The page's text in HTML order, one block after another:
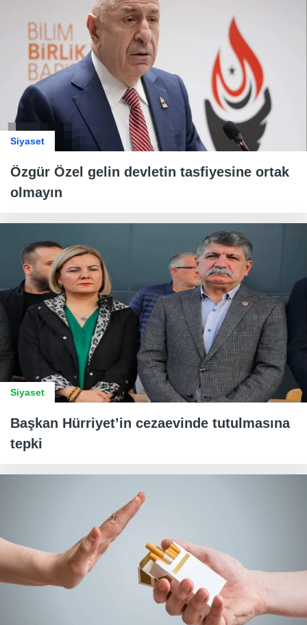
Siyaset
Özgür Özel gelin devletin tasfiyesine ortak
olmayın
Siyaset
Başkan Hürriyet’in cezaevinde tutulmasına
tepki